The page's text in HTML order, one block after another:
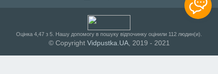
Оцiнка 4,47 з 5. Нашу допомогу в пошуку відпочинку оцінили 112 людин(и).
© Copyright Vidpustka.UA, 2019 - 2021